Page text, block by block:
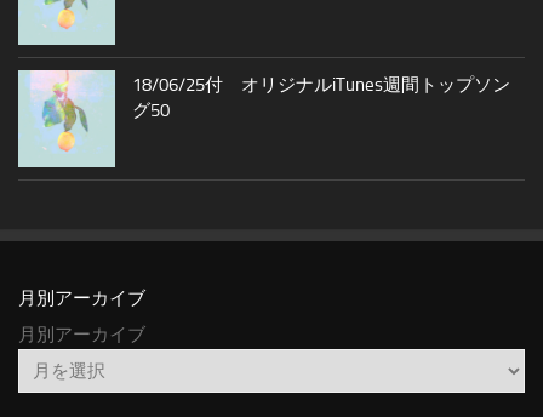
18/06/25付 オリジナルiTunes週間トップソン
グ50
月別アーカイブ
月別アーカイブ